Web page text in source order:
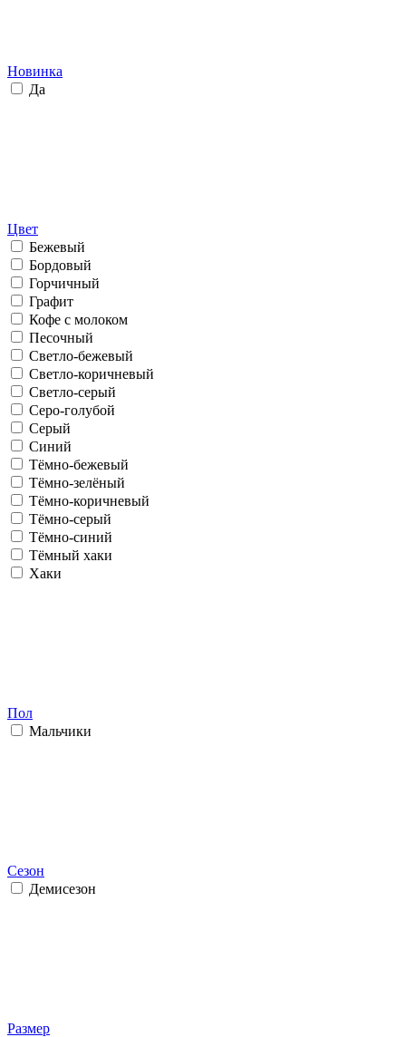
Новинка
Да
Цвет
Бежевый
Бордовый
Горчичный
Графит
Кофе с молоком
Песочный
Светло-бежевый
Светло-коричневый
Светло-серый
Серо-голубой
Серый
Синий
Тёмно-бежевый
Тёмно-зелёный
Тёмно-коричневый
Тёмно-серый
Тёмно-синий
Тёмный хаки
Хаки
Пол
Мальчики
Сезон
Демисезон
Размер